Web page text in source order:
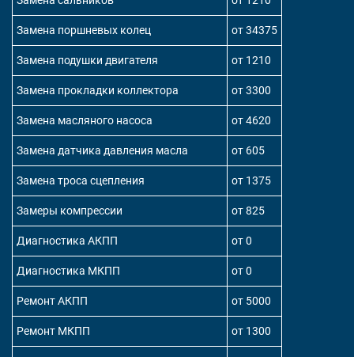
Замена поршневых колец от 34375
Замена подушки двигателя от 1210
Замена прокладки коллектора от 3300
Замена масляного насоса от 4620
Замена датчика давления масла от 605
Замена троса сцепления от 1375
Замеры компрессии от 825
Диагностика АКПП от 0
Диагностика МКПП от 0
Ремонт АКПП от 5000
Ремонт МКПП от 1300